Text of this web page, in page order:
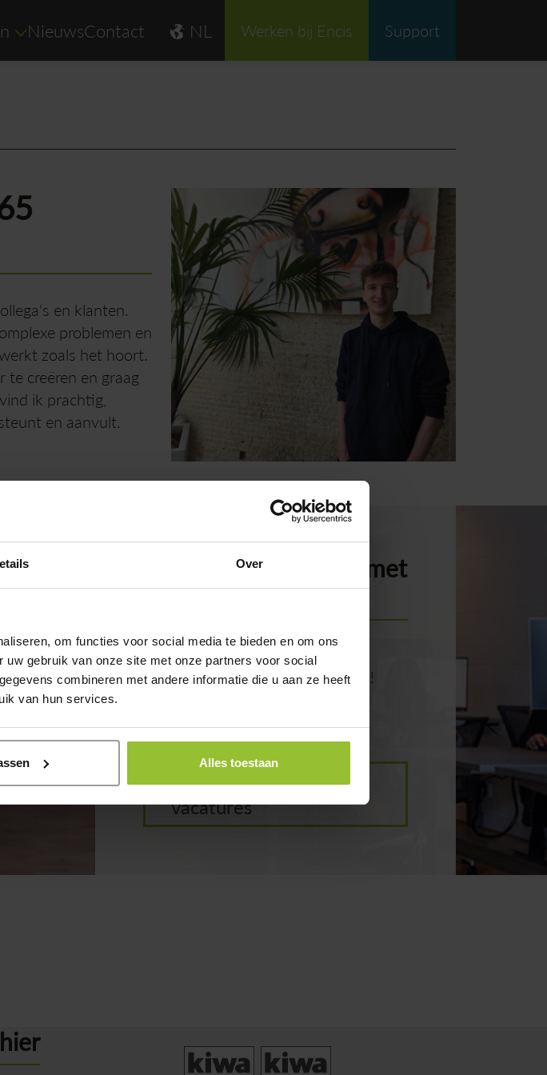
Over
om functies voor social media te bieden en om ons
gebruik van onze site met onze partners voor social
combineren met andere informatie die u aan ze heeft
van hun services.
Alles toestaan
NieuwsContact NL Werken bij Encis Support
en klanten.
problemen en
zoals het hoort.
creëren en graag
ik prachtig,
en aanvult.
Encis groeit! Groei jij met
ons mee?
Wij zijn op zoek naar ICT-toppers!
Bekijk onze
vacatures